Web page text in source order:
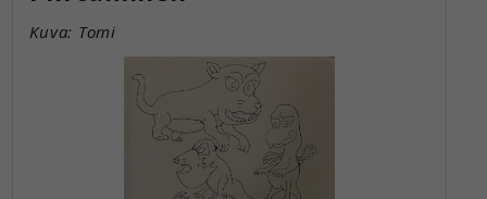
Kuva: Tomi